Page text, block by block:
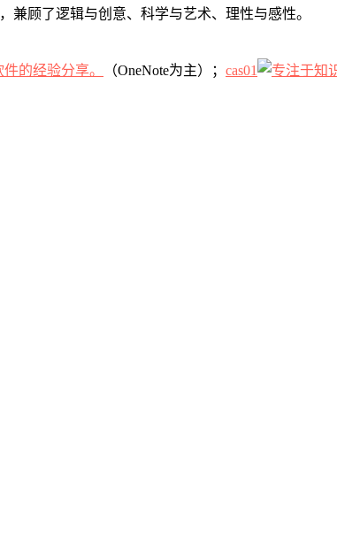
顾了逻辑与创意、科学与艺术、理性与感性。
（OneNote为主）； cas01